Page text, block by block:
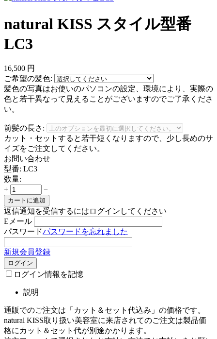
natural KISS スタイル型番
LC3
16,500 円
ご希望の髪色:
髪色の写真はお使いのパソコンの設定、環境により、実際の
色と若干異なって見えることがございますのでご了承くださ
い。
前髪の長さ:
カット・セットすると若干短くなりますので、少し長めのサ
イズをご注文してください。
お問い合わせ
型番: LC3
数量:
+
−
カートに追加
返信通知を受信するにはログインしてください
Eメール
パスワードパスワードを忘れました
新規会員登録
ログイン
ログイン情報を記憶
説明
通販でのご注文は「カット＆セット代込み」の価格です。
natural KISS取り扱い美容室に来店されてのご注文は製品価
格にカット＆セット代が別途かかります。